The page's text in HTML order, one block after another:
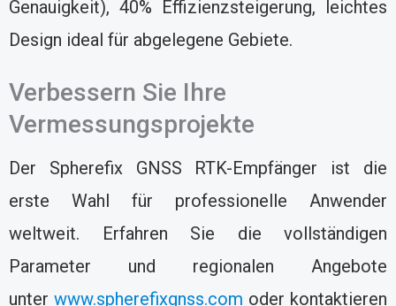
Genauigkeit), 40% Effizienzsteigerung, leichtes
Design ideal für abgelegene Gebiete.
Verbessern Sie Ihre
Vermessungsprojekte
Der Spherefix GNSS RTK-Empfänger ist die
erste Wahl für professionelle Anwender
weltweit. Erfahren Sie die vollständigen
Parameter und regionalen Angebote
unter www.spherefixgnss.com oder kontaktieren